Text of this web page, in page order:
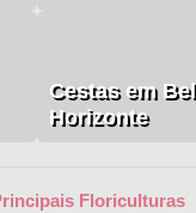
Cestas em
Horizonte
Floriculturas